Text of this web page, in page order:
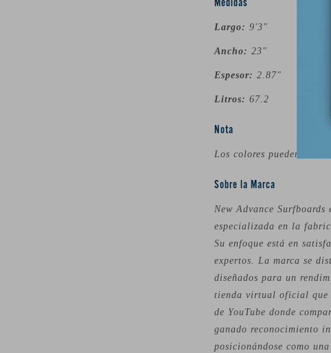
Largo: 9'3"
Ancho: 23"
Espesor: 2.87"
Litros: 67.2
Nota
Los colores pueden
Sobre la Marca
New Advance Surfboards
especializada en la
Su enfoque está en
expertos. La marca se
diseñados para un
tienda virtual oficial que
de YouTube donde
ganado reconocimiento
posicionándose como